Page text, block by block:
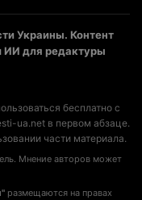
Украины. Контент
ИИ для редактуры
бесплатно с
ua.net в первом абзаце.
части материала.
Мнение авторов может
размещаются на правах